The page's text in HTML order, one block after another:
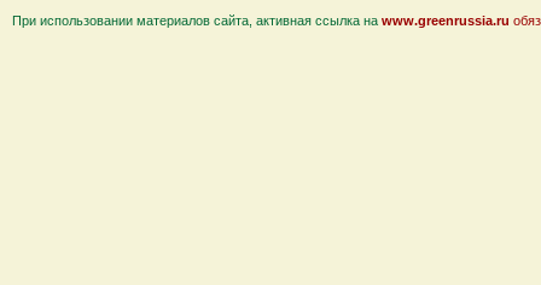
При использовании материалов сайта, активная ссылка на www.greenrussia.ru